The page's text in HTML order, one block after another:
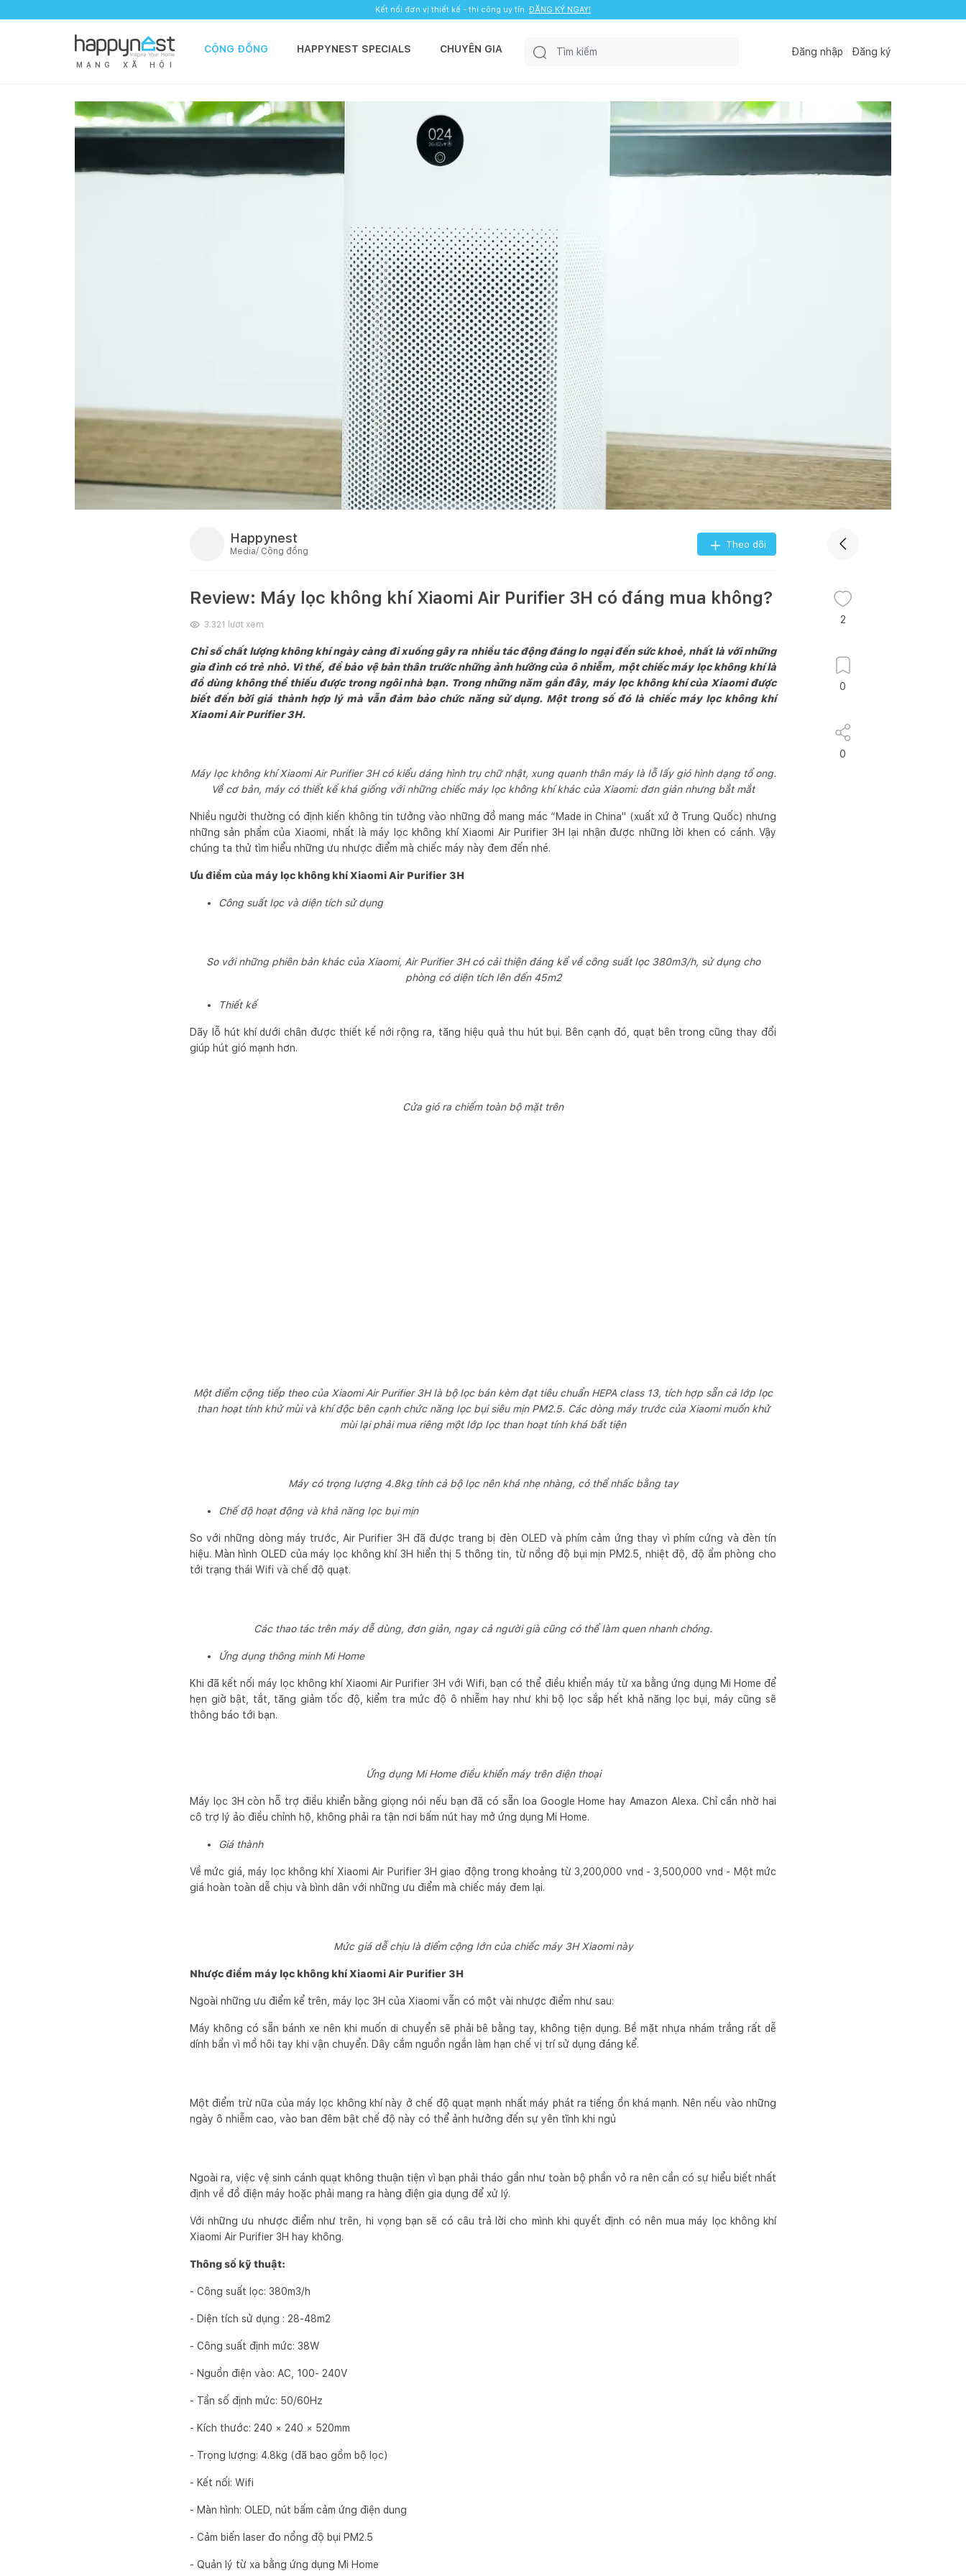
Kết nối đơn vị thiết kế - thi công uy tín. ĐĂNG KÝ NGAY!
M Ạ N G X Ã H Ộ I
CỘNG ĐỒNG HAPPYNEST SPECIALS CHUYÊN GIA Đăng nhập Đăng ký
Happynest
Media/ Cộng đồng
Theo dõi
Review: Máy lọc không khí Xiaomi Air Purifier 3H có đáng mua không?
3.321 lượt xem
Chỉ số chất lượng không khí ngày càng đi xuống gây ra nhiều tác động đáng lo ngại đến sức khoẻ, nhất là với những
gia đình có trẻ nhỏ. Vì thế, để bảo vệ bản thân trước những ảnh hưởng của ô nhiễm, một chiếc máy lọc không khí là
đồ dùng không thể thiếu được trong ngôi nhà bạn. Trong những năm gần đây, máy lọc không khí của Xiaomi được
biết đến bởi giá thành hợp lý mà vẫn đảm bảo chức năng sử dụng. Một trong số đó là chiếc máy lọc không khí
Xiaomi Air Purifier 3H.
Máy lọc không khí Xiaomi Air Purifier 3H có kiểu dáng hình trụ chữ nhật, xung quanh thân máy là lỗ lấy gió hình dạng tổ ong.
Về cơ bản, máy có thiết kế khá giống với những chiếc máy lọc không khí khác của Xiaomi: đơn giản nhưng bắt mắt
Nhiều người thường có định kiến không tin tưởng vào những đồ mang mác “Made in China" (xuất xứ ở Trung Quốc) nhưng
những sản phẩm của Xiaomi, nhất là máy lọc không khí Xiaomi Air Purifier 3H lại nhận được những lời khen có cánh. Vậy
chúng ta thử tìm hiểu những ưu nhược điểm mà chiếc máy này đem đến nhé.
Ưu điểm của máy lọc không khí Xiaomi Air Purifier 3H
Công suất lọc và diện tích sử dụng
So với những phiên bản khác của Xiaomi, Air Purifier 3H có cải thiện đáng kể về công suất lọc 380m3/h, sử dụng cho
phòng có diện tích lên đến 45m2
Thiết kế
Dãy lỗ hút khí dưới chân được thiết kế nới rộng ra, tăng hiệu quả thu hút bụi. Bên cạnh đó, quạt bên trong cũng thay đổi
giúp hút gió mạnh hơn.
Cửa gió ra chiếm toàn bộ mặt trên
Một điểm cộng tiếp theo của Xiaomi Air Purifier 3H là bộ lọc bán kèm đạt tiêu chuẩn HEPA class 13, tích hợp sẵn cả lớp lọc
than hoạt tính khử mùi và khí độc bên cạnh chức năng lọc bụi siêu mịn PM2.5. Các dòng máy trước của Xiaomi muốn khử
mùi lại phải mua riêng một lớp lọc than hoạt tính khá bất tiện
Máy có trọng lượng 4.8kg tính cả bộ lọc nên khá nhẹ nhàng, có thể nhấc bằng tay
Chế độ hoạt động và khả năng lọc bụi mịn
So với những dòng máy trước, Air Purifier 3H đã được trang bị đèn OLED và phím cảm ứng thay vì phím cứng và đèn tín
hiệu. Màn hình OLED của máy lọc không khí 3H hiển thị 5 thông tin, từ nồng độ bụi mịn PM2.5, nhiệt độ, độ ẩm phòng cho
tới trạng thái Wifi và chế độ quạt.
Các thao tác trên máy dễ dùng, đơn giản, ngay cả người già cũng có thể làm quen nhanh chóng.
Ứng dụng thông minh Mi Home
Khi đã kết nối máy lọc không khí Xiaomi Air Purifier 3H với Wifi, bạn có thể điều khiển máy từ xa bằng ứng dụng Mi Home để
hẹn giờ bật, tắt, tăng giảm tốc độ, kiểm tra mức độ ô nhiễm hay như khi bộ lọc sắp hết khả năng lọc bụi, máy cũng sẽ
thông báo tới bạn.
Ứng dụng Mi Home điều khiển máy trên điện thoại
Máy lọc 3H còn hỗ trợ điều khiển bằng giọng nói nếu bạn đã có sẵn loa Google Home hay Amazon Alexa. Chỉ cần nhờ hai
cô trợ lý ảo điều chỉnh hộ, không phải ra tận nơi bấm nút hay mở ứng dụng Mi Home.
Giá thành
Về mức giá, máy lọc không khí Xiaomi Air Purifier 3H giao động trong khoảng từ 3,200,000 vnd - 3,500,000 vnd - Một mức
giá hoàn toàn dễ chịu và bình dân với những ưu điểm mà chiếc máy đem lại.
Mức giá dễ chịu là điểm cộng lớn của chiếc máy 3H Xiaomi này
Nhược điểm máy lọc không khí Xiaomi Air Purifier 3H
Ngoài những ưu điểm kể trên, máy lọc 3H của Xiaomi vẫn có một vài nhược điểm như sau:
Máy không có sẵn bánh xe nên khi muốn di chuyển sẽ phải bê bằng tay, không tiện dụng. Bề mặt nhựa nhám trắng rất dễ
dính bẩn vì mồ hôi tay khi vận chuyển. Dây cắm nguồn ngắn làm hạn chế vị trí sử dụng đáng kể.
Một điểm trừ nữa của máy lọc không khí này ở chế độ quạt mạnh nhất máy phát ra tiếng ồn khá mạnh. Nên nếu vào những
ngày ô nhiễm cao, vào ban đêm bật chế độ này có thể ảnh hưởng đến sự yên tĩnh khi ngủ
Ngoài ra, việc vệ sinh cánh quạt không thuận tiện vì bạn phải tháo gần như toàn bộ phần vỏ ra nên cần có sự hiểu biết nhất
định về đồ điện máy hoặc phải mang ra hàng điện gia dụng để xử lý.
Với những ưu nhược điểm như trên, hi vọng bạn sẽ có câu trả lời cho mình khi quyết định có nên mua máy lọc không khí
Xiaomi Air Purifier 3H hay không.
Thông số kỹ thuật:
- Công suất lọc: 380m3/h
- Diện tích sử dụng : 28-48m2
- Công suất định mức: 38W
- Nguồn điện vào: AC, 100- 240V
- Tần số định mức: 50/60Hz
- Kích thước: 240 × 240 × 520mm
- Trọng lượng: 4.8kg (đã bao gồm bộ lọc)
- Kết nối: Wifi
- Màn hình: OLED, nút bấm cảm ứng điện dung
- Cảm biến laser đo nồng độ bụi PM2.5
- Quản lý từ xa bằng ứng dụng Mi Home
2
0
0